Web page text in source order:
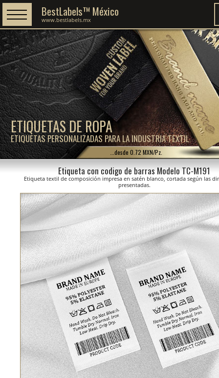
ETIQUETAS DE ROPA
ETIQUETAS PERSONALIZADAS PARA LA INDUSTRIA TEXTIL
BestLabels™ México
www.bestlabels.mx
...desde 0.72 MXN/Pz.
Etiqueta con codigo de barras Modelo TC-M191
Etiqueta textil de composición impresa en satén blanco, cortada según las
presentadas.